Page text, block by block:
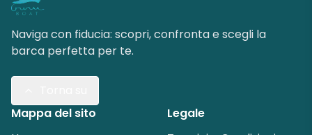
Naviga con fiducia: scopri, confronta e scegli la
barca perfetta per te.
Mappa del sito
Legale